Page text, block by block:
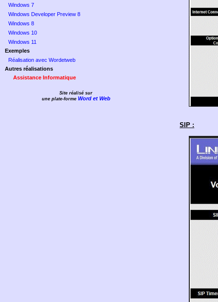
Windows 7
Windows Developer Preview 8
Windows 8
Windows 10
Windows 11
Exemples
Réalisation avec Wordetweb
Autres réalisations
Assistance Informatique
Site réalisé sur
une plate-forme Word et Web
SIP :